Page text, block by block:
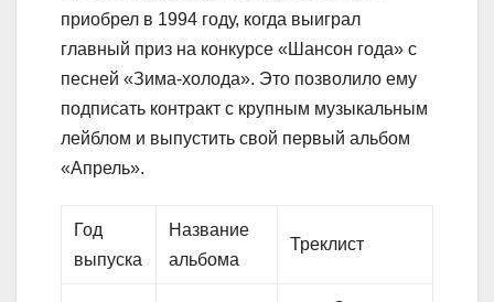
приобрел в 1994 году, когда выиграл
главный приз на конкурсе «Шансон года» с
песней «Зима-холода». Это позволило ему
подписать контракт с крупным музыкальным
лейблом и выпустить свой первый альбом
«Апрель».
Год
выпуска
Название
альбома
Треклист